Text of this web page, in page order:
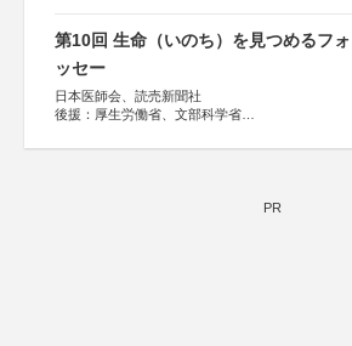
第10回 生命（いのち）を見つめるフ
ッセー
日本医師会、読売新聞社
後援：厚生労働省、文部科学省
しん生命保険株式会社
PR